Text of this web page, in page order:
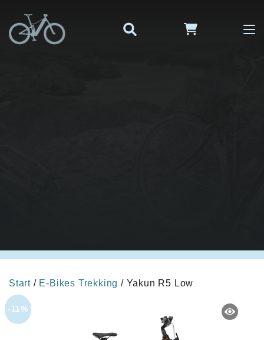
Start / E-Bikes Trekking / Yakun R5 Low
-11%